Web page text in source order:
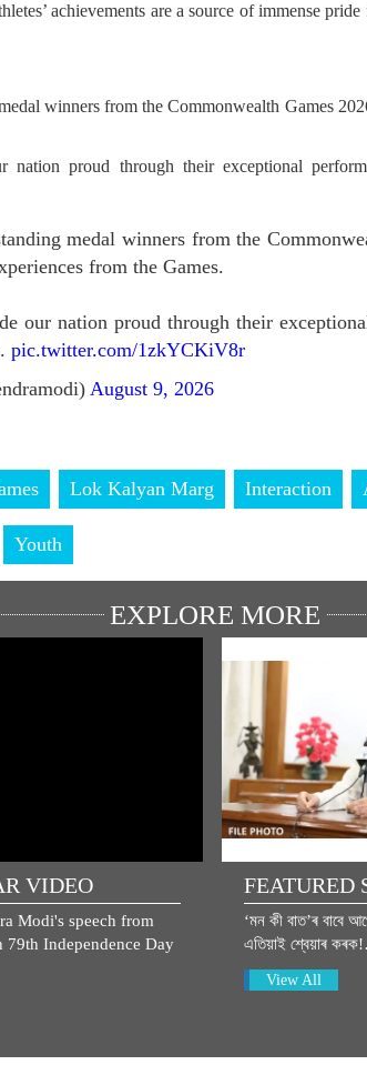
achievements are a source of immense
winners from the Commonwealth Games
nation proud through their exceptional
medal winners from the
from the Games.
our nation proud through their
pic.twitter.com/1zkYCKiV8r
August 9, 2026
Lok Kalyan Marg Interaction
Youth
EXPLORE MORE
VIDEO
Modi's speech from
79th Independence Day
FEATURED
‘মন কী বাত’ৰ বাবে
এতিয়াই শ্বেয়াৰ
View All